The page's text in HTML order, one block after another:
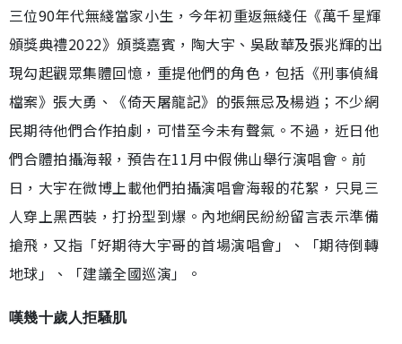
三位90年代無綫當家小生，今年初重返無綫任《萬千星輝
頒獎典禮2022》頒獎嘉賓，陶大宇、吳啟華及張兆輝的出
現勾起觀眾集體回憶，重提他們的角色，包括《刑事偵緝
檔案》張大勇、《倚天屠龍記》的張無忌及楊逍；不少網
民期待他們合作拍劇，可惜至今未有聲氣。不過，近日他
們合體拍攝海報，預告在11月中假佛山舉行演唱會。前
日，大宇在微博上載他們拍攝演唱會海報的花絮，只見三
人穿上黑西裝，打扮型到爆。內地網民紛紛留言表示準備
搶飛，又指「好期待大宇哥的首場演唱會」、「期待倒轉
地球」、「建議全國巡演」。
嘆幾十歲人拒騷肌